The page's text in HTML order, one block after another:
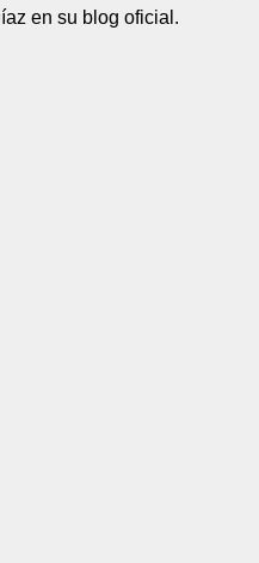
en su blog oficial.